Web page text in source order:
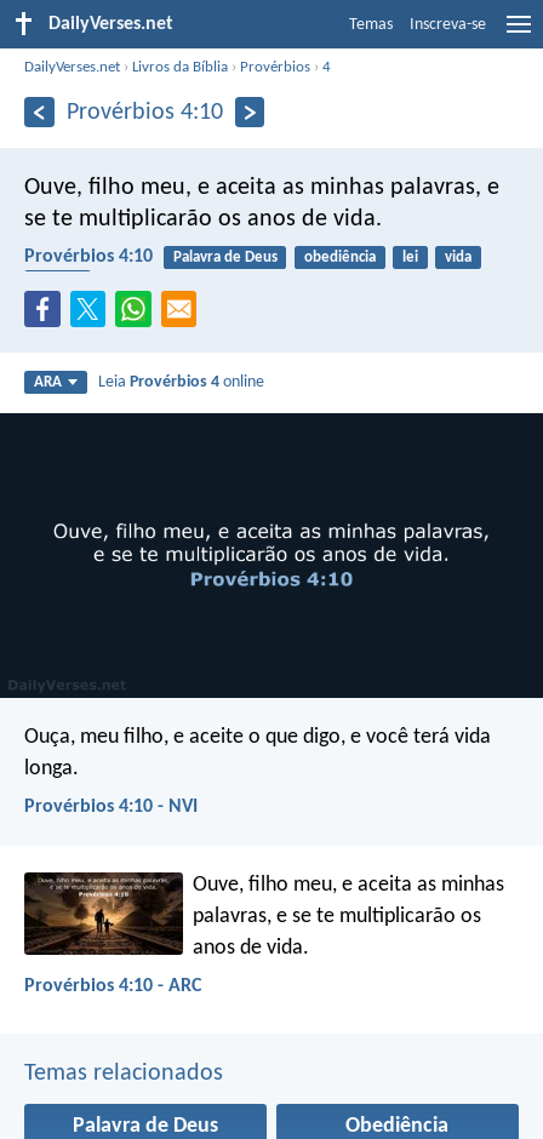
DailyVerses.net Temas Inscreva-se
DailyVerses.net ›Livros da Bíblia › Provérbios ›4
Provérbios 4:10
Ouve, filho meu, e aceita as minhas palavras, e
se te multiplicarão os anos de vida.
Provérbios 4:10 Palavra de Deus obediência lei
vida
ARA LeiaProvérbios 4 online
Ouça, meu filho, e aceite o que digo, e você terá vida
longa.
Provérbios 4:10 - NVI
Ouve, filho meu, e aceita as minhas
palavras, e se te multiplicarão os
anos de vida.
Provérbios 4:10 - ARC
Temas relacionados
Palavra de Deus Obediência